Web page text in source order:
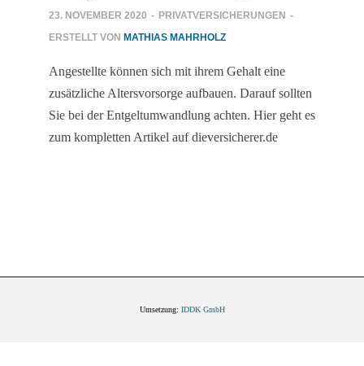
23. NOVEMBER 2020 - PRIVATVERSICHERUNGEN -
ERSTELLT VON MATHIAS MAHRHOLZ
Angestellte können sich mit ihrem Gehalt eine
zusätzliche Altersvorsorge aufbauen. Darauf sollten
Sie bei der Entgeltumwandlung achten. Hier geht es
zum kompletten Artikel auf dieversicherer.de
Umsetzung: IDDK GmbH